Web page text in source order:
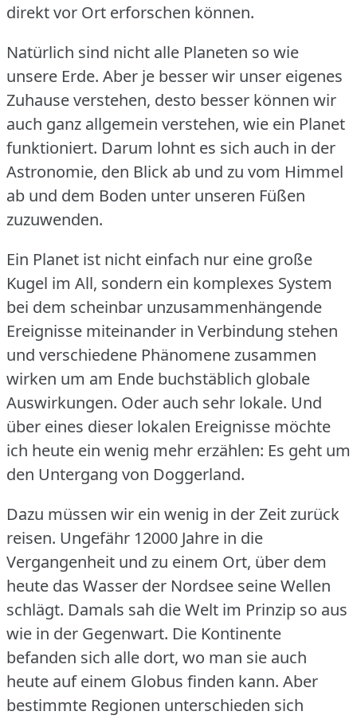
direkt vor Ort erforschen können.
Natürlich sind nicht alle Planeten so wie
unsere Erde. Aber je besser wir unser eigenes
Zuhause verstehen, desto besser können wir
auch ganz allgemein verstehen, wie ein Planet
funktioniert. Darum lohnt es sich auch in der
Astronomie, den Blick ab und zu vom Himmel
ab und dem Boden unter unseren Füßen
zuzuwenden.
Ein Planet ist nicht einfach nur eine große
Kugel im All, sondern ein komplexes System
bei dem scheinbar unzusammenhängende
Ereignisse miteinander in Verbindung stehen
und verschiedene Phänomene zusammen
wirken um am Ende buchstäblich globale
Auswirkungen. Oder auch sehr lokale. Und
über eines dieser lokalen Ereignisse möchte
ich heute ein wenig mehr erzählen: Es geht um
den Untergang von Doggerland.
Dazu müssen wir ein wenig in der Zeit zurück
reisen. Ungefähr 12000 Jahre in die
Vergangenheit und zu einem Ort, über dem
heute das Wasser der Nordsee seine Wellen
schlägt. Damals sah die Welt im Prinzip so aus
wie in der Gegenwart. Die Kontinente
befanden sich alle dort, wo man sie auch
heute auf einem Globus finden kann. Aber
bestimmte Regionen unterschieden sich